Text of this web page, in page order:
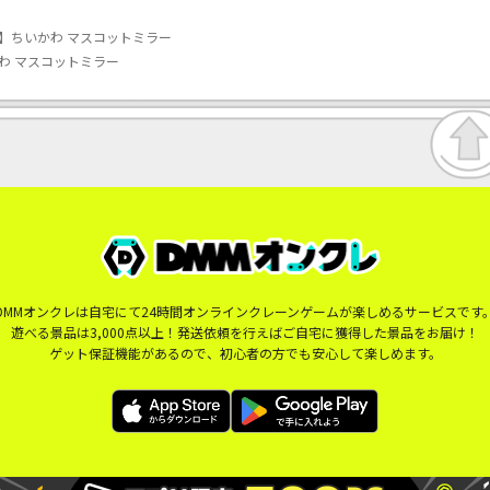
ちいかわ マスコットミラー
マスコットミラー
オンクレは自宅にて24時間オンラインクレーンゲームが楽しめるサービスです
遊べる景品は3,000点以上！発送依頼を行えばご自宅に獲得した景品をお届け！
ゲット保証機能があるので、初心者の方でも安心して楽しめます。